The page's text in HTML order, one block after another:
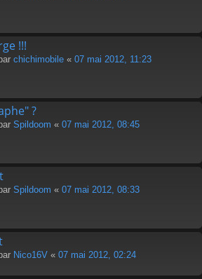
!!!
chichimobile « 07 mai 2012, 11:23
?
Spildoom « 07 mai 2012, 08:45
Spildoom « 07 mai 2012, 08:33
Nico16V « 07 mai 2012, 02:24